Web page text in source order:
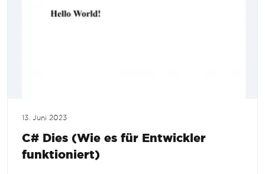
13. Juni 2023
C# Dies (Wie es für Entwickler
funktioniert)